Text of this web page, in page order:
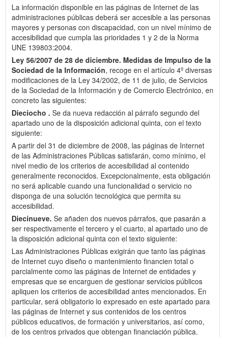
La información disponible en las páginas de Internet de las
administraciones públicas deberá ser accesible a las personas
mayores y personas con discapacidad, con un nivel mínimo de
accesibilidad que cumpla las prioridades 1 y 2 de la Norma
UNE 139803:2004.
Ley 56/2007 de 28 de diciembre. Medidas de Impulso de la
Sociedad de la Información, recoge en el artículo 4º diversas
modificaciones de la Ley 34/2002, de 11 de julio, de Servicios
de la Sociedad de la Información y de Comercio Electrónico, en
concreto las siguientes:
Dieciocho . Se da nueva redacción al párrafo segundo del
apartado uno de la disposición adicional quinta, con el texto
siguiente:
A partir del 31 de diciembre de 2008, las páginas de Internet
de las Administraciones Públicas satisfarán, como mínimo, el
nivel medio de los criterios de accesibilidad al contenido
generalmente reconocidos. Excepcionalmente, esta obligación
no será aplicable cuando una funcionalidad o servicio no
disponga de una solución tecnológica que permita su
accesibilidad.
Diecinueve. Se añaden dos nuevos párrafos, que pasarán a
ser respectivamente el tercero y el cuarto, al apartado uno de
la disposición adicional quinta con el texto siguiente:
Las Administraciones Públicas exigirán que tanto las páginas
de Internet cuyo diseño o mantenimiento financien total o
parcialmente como las páginas de Internet de entidades y
empresas que se encarguen de gestionar servicios públicos
apliquen los criterios de accesibilidad antes mencionados. En
particular, será obligatorio lo expresado en este apartado para
las páginas de Internet y sus contenidos de los centros
públicos educativos, de formación y universitarios, así como,
de los centros privados que obtengan financiación pública.